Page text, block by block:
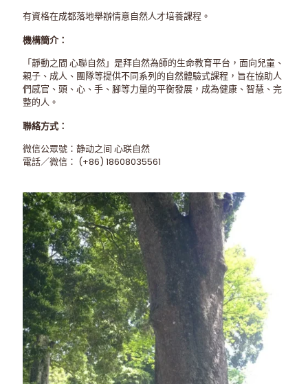
有資格在成都落地舉辦情意自然人才培養課程。
機構簡介：
「靜動之間 心聯自然」是拜自然為師的生命教育平台，面向兒童、
親子、成人、團隊等提供不同系列的自然體驗式課程，旨在協助人
們感官、頭、心、手、腳等力量的平衡發展，成為健康、智慧、完
整的人。
聯絡方式：
微信公眾號：静动之间 心联自然
電話／微信： (+86) 18608035561